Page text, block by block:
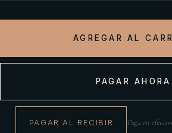
AGREGAR AL
PAGAR AHORA
PAGAR AL RECIBIR Paga en